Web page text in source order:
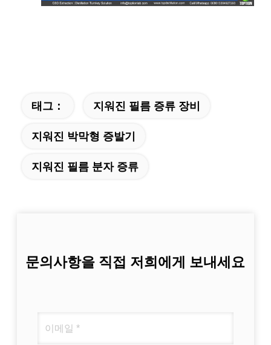
태그： 지워진 필름 증류 장비
지워진 박막형 증발기
지워진 필름 분자 증류
문의사항을 직접 저희에게 보내세요